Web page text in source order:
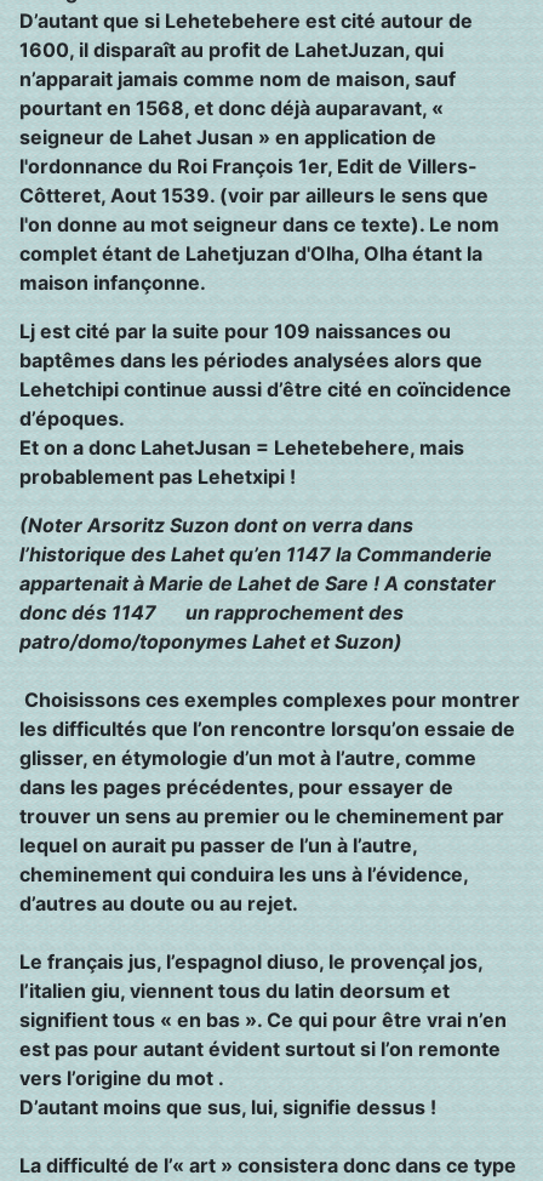
D’autant que si Lehetebehere est cité autour de
1600, il disparaît au profit de LahetJuzan, qui
n’apparait jamais comme nom de maison, sauf
pourtant en 1568, et donc déjà auparavant, «
seigneur de Lahet Jusan » en application de
l'ordonnance du Roi François 1er, Edit de Villers-
Côtteret, Aout 1539. (voir par ailleurs le sens que
l'on donne au mot seigneur dans ce texte). Le nom
complet étant de Lahetjuzan d'Olha, Olha étant la
maison infançonne.
Lj est cité par la suite pour 109 naissances ou
baptêmes dans les périodes analysées alors que
Lehetchipi continue aussi d’être cité en coïncidence
d’époques.
Et on a donc LahetJusan = Lehetebehere, mais
probablement pas Lehetxipi !
(Noter Arsoritz Suzon dont on verra dans
l’historique des Lahet qu’en 1147 la Commanderie
appartenait à Marie de Lahet de Sare !A constater
donc dés 1147 un rapprochementdes
patro/domo/toponymes Lahet et Suzon)
Choisissons ces exemples complexes pour montrer
les difficultés que l’on rencontre lorsqu’on essaie de
glisser, en étymologie d’un mot à l’autre, comme
dans les pages précédentes, pour essayer de
trouver un sens au premier ou le cheminement par
lequel on aurait pu passer de l’un à l’autre,
cheminement qui conduira les uns à l’évidence,
d’autres au doute ou au rejet.
Le français jus, l’espagnol diuso, le provençal jos,
l’italien giu, viennent tous du latin deorsum et
signifient tous « en bas ». Ce qui pour être vrai n’en
est pas pour autant évident surtout si l’on remonte
vers l’origine du mot .
D’autant moins que sus, lui, signifie dessus !
La difficulté de l’« art » consistera donc dans ce type